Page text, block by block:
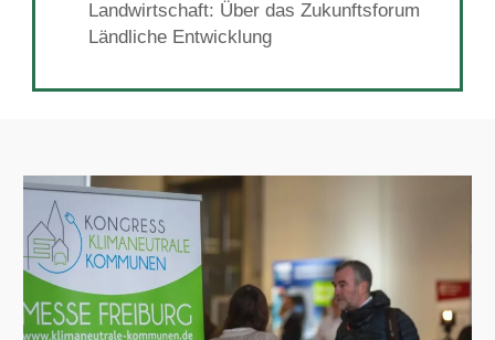
Landwirtschaft: Über das Zukunftsforum
Ländliche Entwicklung